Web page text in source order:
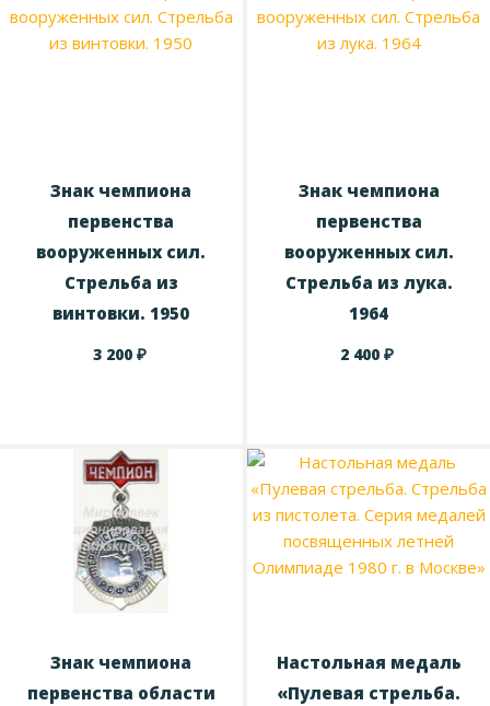
Знак чемпиона
первенства
вооруженных сил.
Стрельба из
винтовки. 1950
3 200 ₽
Знак чемпиона
первенства
вооруженных сил.
Стрельба из лука.
1964
2 400₽
Знак чемпиона
первенства области
Настольная медаль
«Пулевая стрельба.